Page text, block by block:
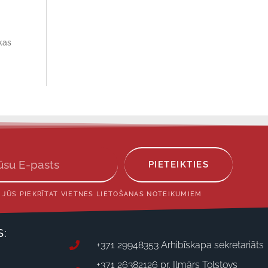
PIETEIKTIES
PIEKRĪTAT VIETNES LIETOŠANAS NOTEIKUMIEM
+371 29948353 Arhibīskapa sekretariāts
+371 26382126 pr. Ilmārs Tolstovs